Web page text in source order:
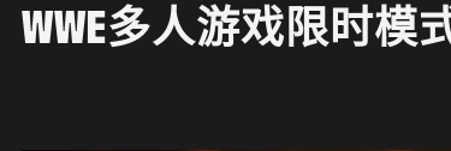
WWE多人游戏限时模